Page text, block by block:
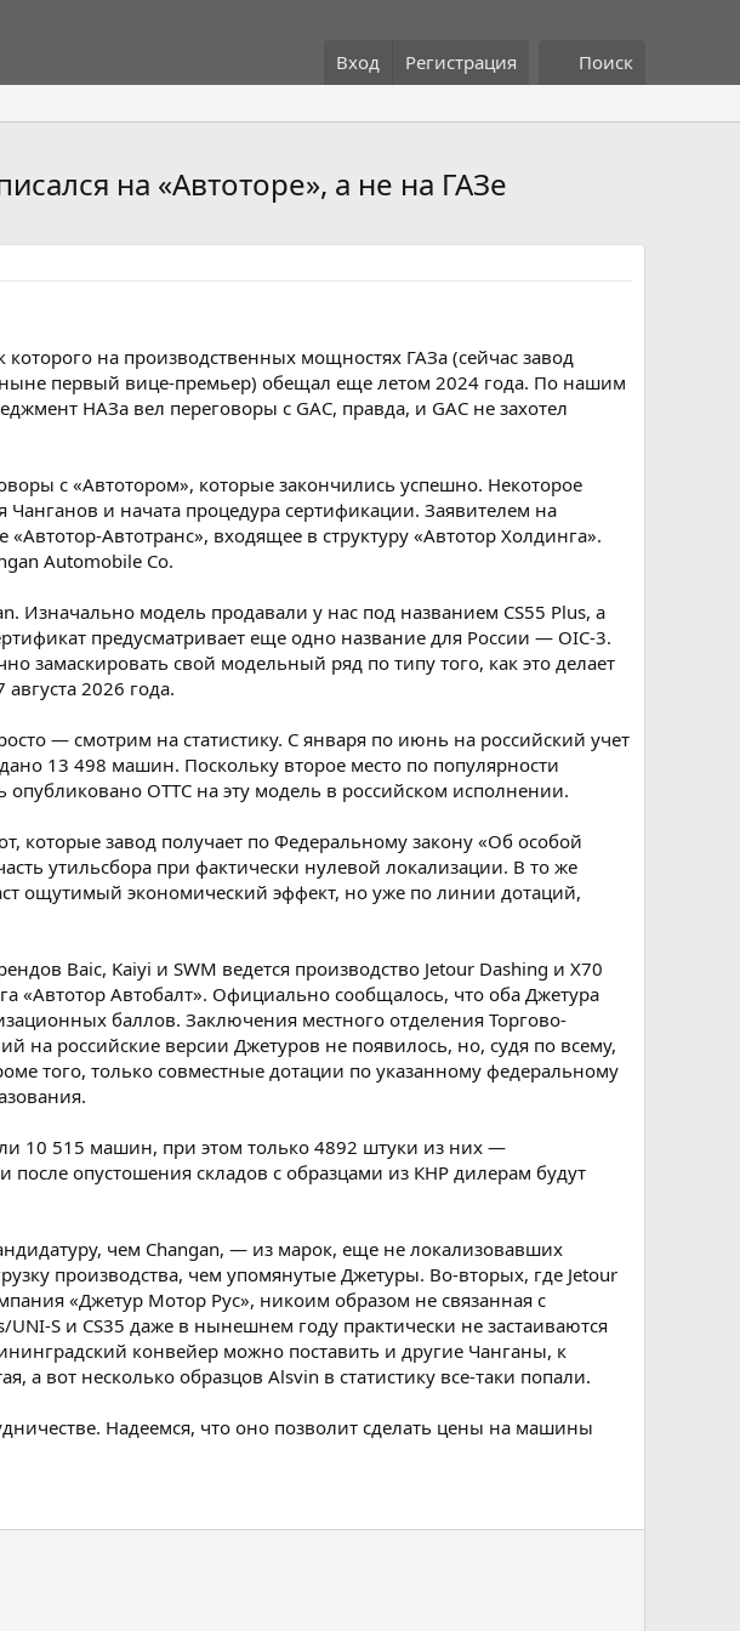
Вход Регистрация Поиск
на «Автоторе», а не на ГАЗе
на производственных мощностях ГАЗа (сейчас завод
первый вице-премьер) обещал еще летом 2024 года. По нашим
НАЗа вел переговоры с GAC, правда, и GAC не захотел
с «Автотором», которые закончились успешно. Некоторое
и начата процедура сертификации. Заявителем на
Автотранс», входящее в структуру «Автотор Холдинга».
Automobile Co.
Изначально модель продавали у нас под названием CS55 Plus, а
предусматривает еще одно название для России — OIC-3.
замаскировать свой модельный ряд по типу того, как это делает
2026 года.
— смотрим на статистику. С января по июнь на российский учет
13 498 машин. Поскольку второе место по популярности
опубликовано ОТТС на эту модель в российском исполнении.
которые завод получает по Федеральному закону «Об особой
утильсбора при фактически нулевой локализации. В то же
ощутимый экономический эффект, но уже по линии дотаций,
Baic, Kaiyi и SWM ведется производство Jetour Dashing и X70
«Автотор Автобалт». Официально сообщалось, что оба Джетура
баллов. Заключения местного отделения Торгово-
российские версии Джетуров не появилось, но, судя по всему,
того, только совместные дотации по указанному федеральному
10 515 машин, при этом только 4892 штуки из них —
после опустошения складов с образцами из КНР дилерам будут
чем Changan, — из марок, еще не локализовавших
производства, чем упомянутые Джетуры. Во-вторых, где Jetour
«Джетур Мотор Рус», никоим образом не связанная с
S и CS35 даже в нынешнем году практически не застаиваются
конвейер можно поставить и другие Чанганы, к
а вот несколько образцов Alsvin в статистику все-таки попали.
Надеемся, что оно позволит сделать цены на машины